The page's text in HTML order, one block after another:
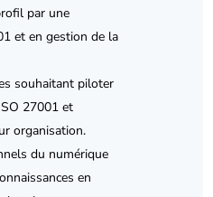
par une
et en gestion de la
souhaitant piloter
27001 et
organisation.
du numérique
en